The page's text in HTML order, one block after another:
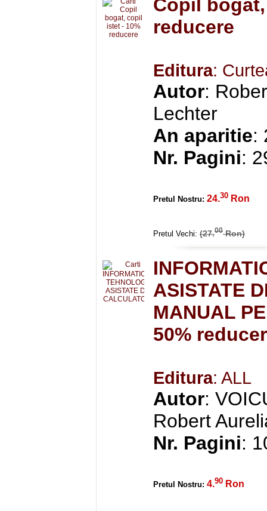
Copil
reducere
Editura:
Autor:
Lechter
An aparitie:
Nr. Pagini:
Pretul Nostru: 24.30 Ron
Pretul Vechi: (27.00Ron)
ASISTATE
MANUAL
50%
Editura: ALL
Autor:
Robert
Nr. Pagini:
Pretul Nostru: 4.90 Ron